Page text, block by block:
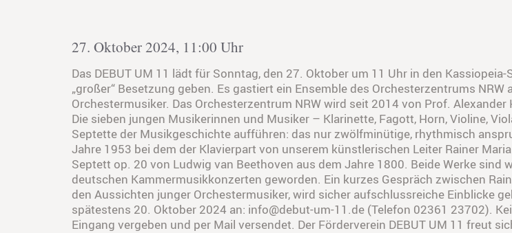
27. Oktober 2024, 11:00 Uhr
Das DEBUT UM 11 lädt für Sonntag, den 27. Oktober um 11 Uhr in den
„großer“ Besetzung geben. Es gastiert ein Ensemble des Orchesterzentrums
Orchestermusiker. Das Orchesterzentrum NRW wird seit 2014 von Prof.
Die sieben jungen Musikerinnen und Musiker – Klarinette, Fagott, Horn, Violine,
Septette der Musikgeschichte aufführen: das nur zwölfminütige, rhythmisch
Jahre 1953 bei dem der Klavierpart von unserem künstlerischen Leiter Rainer
Septett op. 20 von Ludwig van Beethoven aus dem Jahre 1800. Beide Werke
deutschen Kammermusikkonzerten geworden. Ein kurzes Gespräch zwischen
den Aussichten junger Orchestermusiker, wird sicher aufschlussreiche Einblicke
spätestens 20. Oktober 2024 an: info@debut-um-11.de (Telefon 02361 23702).
Eingang vergeben und per Mail versendet. Der Förderverein DEBUT UM 11 freut